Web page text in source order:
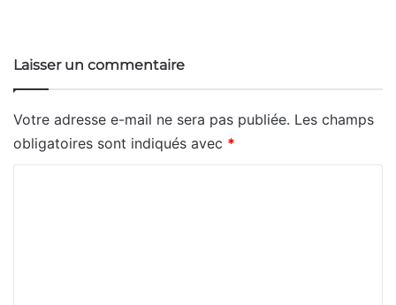
Laisser un commentaire
Votre adresse e-mail ne sera pas publiée. Les champs
obligatoires sont indiqués avec *